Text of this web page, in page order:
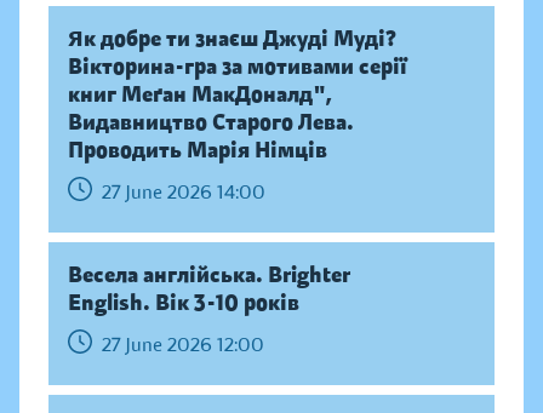
Як добре ти знаєш Джуді Муді?
Вікторина-гра за мотивами серії
книг Меґан МакДоналд",
Видавництво Старого Лева.
Проводить Марія Німців
27 June 2026 14:00
Весела англійська. Brighter
English. Вік 3-10 років
27 June 2026 12:00